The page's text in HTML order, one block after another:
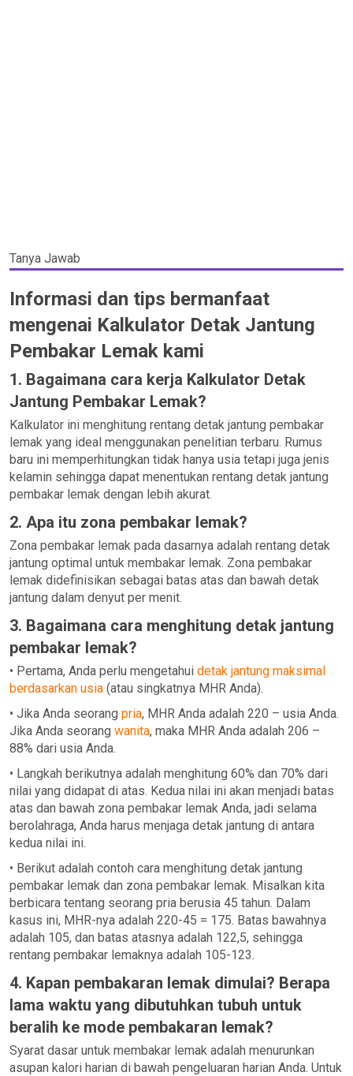
Tanya Jawab
Informasi dan tips bermanfaat
mengenai Kalkulator Detak Jantung
Pembakar Lemak kami
1. Bagaimana cara kerja Kalkulator Detak
Jantung Pembakar Lemak?
Kalkulator ini menghitung rentang detak jantung pembakar
lemak yang ideal menggunakan penelitian terbaru. Rumus
baru ini memperhitungkan tidak hanya usia tetapi juga jenis
kelamin sehingga dapat menentukan rentang detak jantung
pembakar lemak dengan lebih akurat.
2. Apa itu zona pembakar lemak?
Zona pembakar lemak pada dasarnya adalah rentang detak
jantung optimal untuk membakar lemak. Zona pembakar
lemak didefinisikan sebagai batas atas dan bawah detak
jantung dalam denyut per menit.
3. Bagaimana cara menghitung detak jantung
pembakar lemak?
• Pertama, Anda perlu mengetahui detak jantung maksimal
berdasarkan usia (atau singkatnya MHR Anda).
• Jika Anda seorang pria, MHR Anda adalah 220 – usia Anda.
Jika Anda seorang wanita, maka MHR Anda adalah 206 –
88% dari usia Anda.
• Langkah berikutnya adalah menghitung 60% dan 70% dari
nilai yang didapat di atas. Kedua nilai ini akan menjadi batas
atas dan bawah zona pembakar lemak Anda, jadi selama
berolahraga, Anda harus menjaga detak jantung di antara
kedua nilai ini.
• Berikut adalah contoh cara menghitung detak jantung
pembakar lemak dan zona pembakar lemak. Misalkan kita
berbicara tentang seorang pria berusia 45 tahun. Dalam
kasus ini, MHR-nya adalah 220-45 = 175. Batas bawahnya
adalah 105, dan batas atasnya adalah 122,5, sehingga
rentang pembakar lemaknya adalah 105-123.
4. Kapan pembakaran lemak dimulai? Berapa
lama waktu yang dibutuhkan tubuh untuk
beralih ke mode pembakaran lemak?
Syarat dasar untuk membakar lemak adalah menurunkan
asupan kalori harian di bawah pengeluaran harian Anda. Untuk